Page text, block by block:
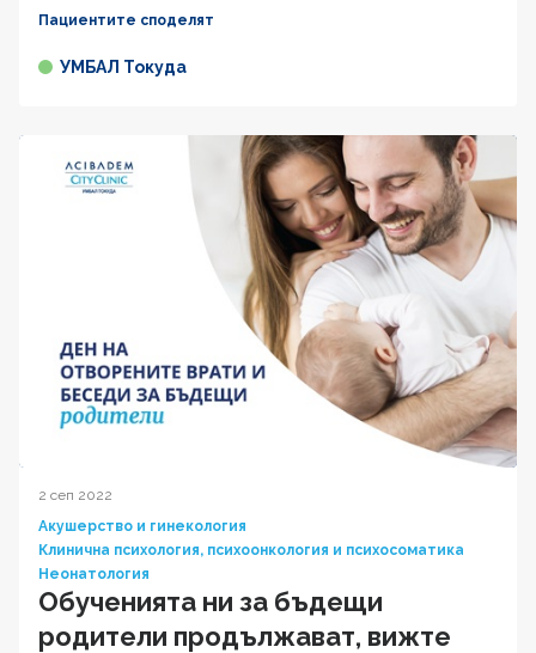
Пациентите споделят
УМБАЛ Токуда
2 сеп 2022
Акушерство и гинекология
Клинична психология, психоонкология и психосоматика
Неонатология
Обученията ни за бъдещи
родители продължават, вижте